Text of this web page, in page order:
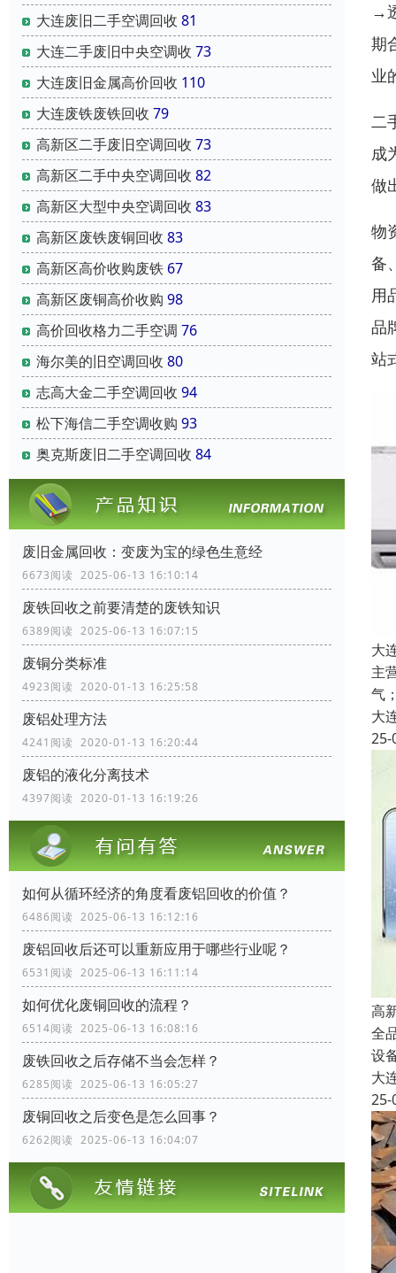
大连废旧二手空调回收 81
大连二手废旧中央空调收 73
大连废旧金属高价回收 110
大连废铁废铁回收 79
高新区二手废旧空调回收 73
高新区二手中央空调回收 82
高新区大型中央空调回收 83
高新区废铁废铜回收 83
高新区高价收购废铁 67
高新区废铜高价收购 98
高价回收格力二手空调 76
海尔美的旧空调回收 80
志高大金二手空调回收 94
松下海信二手空调收购 93
奥克斯废旧二手空调回收 84
废旧金属回收：变废为宝的绿色生意经
6673阅读 2025-06-13 16:10:14
废铁回收之前要清楚的废铁知识
6389阅读 2025-06-13 16:07:15
废铜分类标准
4923阅读 2020-01-13 16:25:58
废铝处理方法
4241阅读 2020-01-13 16:20:44
废铝的液化分离技术
4397阅读 2020-01-13 16:19:26
如何从循环经济的角度看废铝回收的价值？
6486阅读 2025-06-13 16:12:16
废铝回收后还可以重新应用于哪些行业呢？
6531阅读 2025-06-13 16:11:14
如何优化废铜回收的流程？
6514阅读 2025-06-13 16:08:16
废铁回收之后存储不当会怎样？
6285阅读 2025-06-13 16:05:27
废铜回收之后变色是怎么回事？
6262阅读 2025-06-13 16:04:07
→
期
业
二
成
做
物
备
用
品
站
大
主
气
大
25-
高
全
设
大
25-